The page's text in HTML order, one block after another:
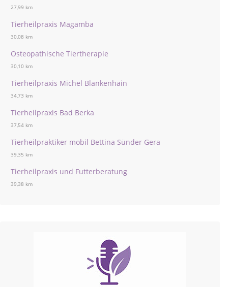
27,99 km
Tierheilpraxis Magamba
30,08 km
Osteopathische Tiertherapie
30,10 km
Tierheilpraxis Michel Blankenhain
34,73 km
Tierheilpraxis Bad Berka
37,54 km
Tierheilpraktiker mobil Bettina Sünder Gera
39,35 km
Tierheilpraxis und Futterberatung
39,38 km